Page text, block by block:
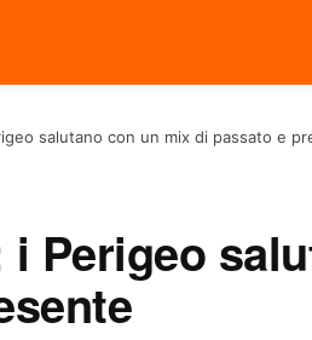
salutano con un mix di passato e
i Perigeo